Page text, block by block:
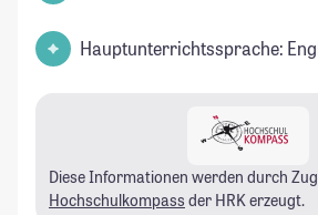
Hauptunterrichtssprache:
Diese Informationen werden durch
Hochschulkompass der HRK erzeugt.